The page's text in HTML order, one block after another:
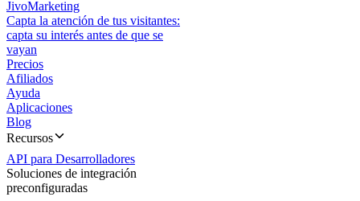
JivoMarketing
Capta la atención de tus visitantes:
capta su interés antes de que se
vayan
Precios
Afiliados
Ayuda
Aplicaciones
Blog
Recursos
API para Desarrolladores
Soluciones de integración
preconfiguradas